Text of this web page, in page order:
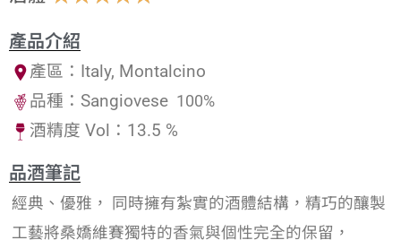
產品介紹
產區：Italy, Montalcino
品種：Sangiovese 100%
酒精度 Vol：13.5 %
品酒筆記
經典、優雅， 同時擁有紮實的酒體結構，精巧的釀製
工藝將桑嬌維賽獨特的香氣與個性完全的保留，